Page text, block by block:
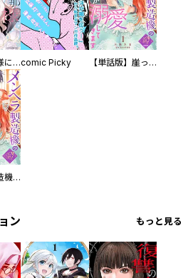
人外の旦那様に娶られ毎晩ナカまで愛される…。アンソロジーcomic Picky 【単話版】崖っぷち令嬢ですが、意地と策略で幸せになります！シリーズ
メンヘラ製造機の公爵令息（過保護）が溺愛してきます
ン もっと見る